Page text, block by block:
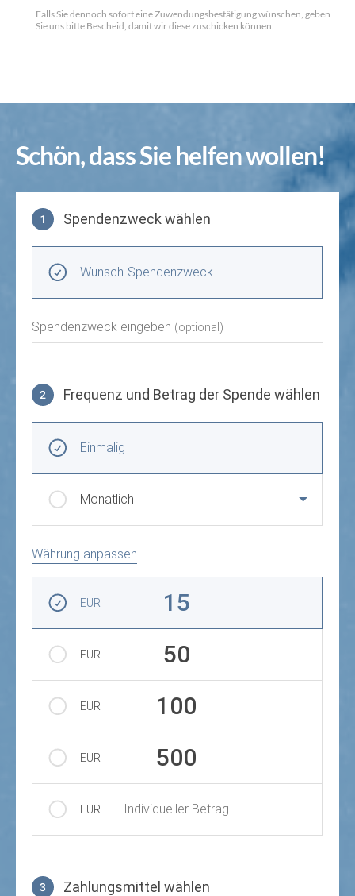
Falls Sie dennoch sofort eine Zuwendungsbestätigung wünschen, geben
Sie uns bitte Bescheid, damit wir diese zuschicken können.
Schön, dass Sie helfen wollen!
1 Spendenzweck wählen
Wunsch-Spendenzweck
Spendenzweck eingeben (optional)
2 Frequenz und Betrag der Spende wählen
Einmalig
Monatlich
Währung anpassen
EUR 15
EUR 50
EUR 100
EUR 500
EUR Individueller Betrag
3 Zahlungsmittel wählen